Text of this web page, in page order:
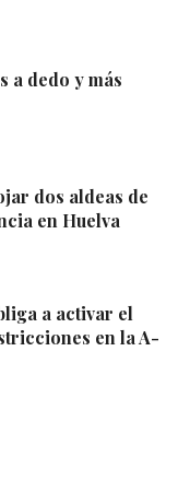
a dedo y más
dos aldeas de
en Huelva
a activar el
en la A-